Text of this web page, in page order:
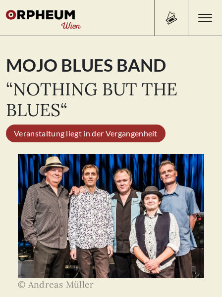
Search
for:
PROGRAMM/TICKETS
BEISL
ÜBER UNS
KONTAKT
MOJO BLUES BAND
“NOTHING BUT THE
BLUES“
Veranstaltung liegt in der Vergangenheit
© Andreas Müller